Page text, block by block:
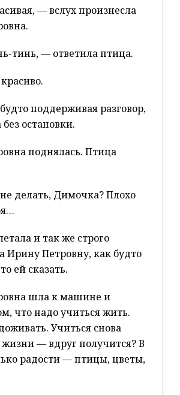
— вслух произнесла
тинь, — ответила птица.
поддерживая разговор,
остановки.
поднялась. Птица
делать, Димочка? Плохо
и так же строго
Ирину Петровну, как будто
ей сказать.
шла к машине и
что надо учиться жить.
Учиться снова
жизни — вдруг получится? В
радости — птицы, цветы,